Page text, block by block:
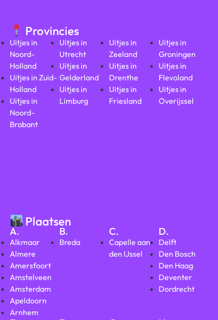
Provincies
Uitjes in
Noord-
Holland
Uitjes in Zuid-
Holland
Uitjes in
Noord-
Brabant
Uitjes in
Utrecht
Uitjes in
Gelderland
Uitjes in
Limburg
Uitjes in
Zeeland
Uitjes in
Drenthe
Uitjes in
Friesland
Uitjes in
Groningen
Uitjes in
Flevoland
Uitjes in
Overijssel
Plaatsen
A.
Alkmaar
Almere
Amersfoort
Amstelveen
Amsterdam
Apeldoorn
Arnhem
B.
Breda
C.
Capelle aan
den IJssel
D.
Delft
Den Bosch
Den Haag
Deventer
Dordrecht